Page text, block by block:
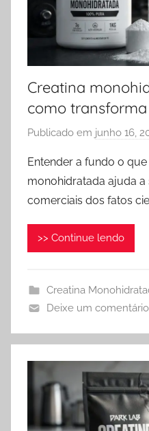
Creatina
como
Publicado em junho 16,
Entender a fundo o que
monohidratada ajuda a
comerciais dos fatos
>> Continue lendo
Creatina
Deixe um comentário